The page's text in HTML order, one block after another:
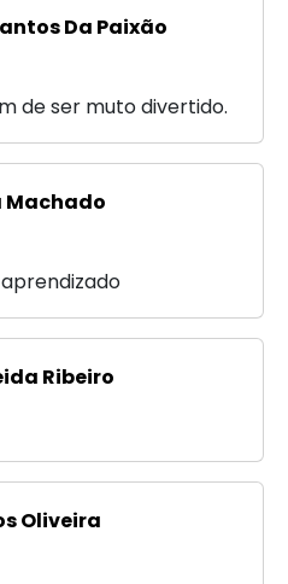
Da Paixão
de ser muto divertido.
Machado
Ribeiro
Oliveira